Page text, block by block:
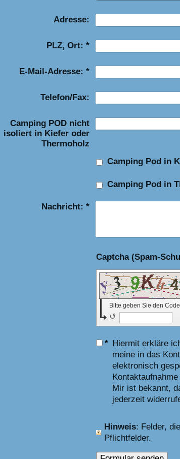
Adresse:
PLZ, Ort: *
E-Mail-Adresse: *
Telefon/Fax:
Camping POD nicht
isoliert in Kiefer oder
Thermoholz
Camping Pod in
Camping Pod in
Nachricht: *
Bitte geben Sie den
↺
* Hiermit erkläre
meine in das
elektronisch
Mir ist bekannt,
jederzeit
Hinweis : Felder,
Pflichtfelder.